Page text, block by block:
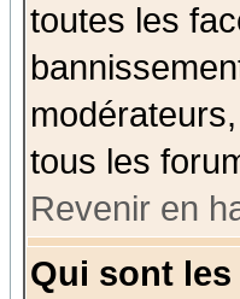
toutes les
tous les
Revenir en
Qui sont